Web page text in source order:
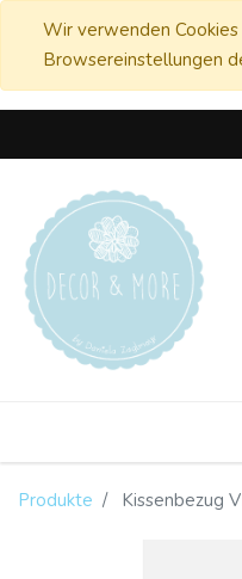
Wir verwenden
Browsereinstellungen
Produkte Kissenbezug